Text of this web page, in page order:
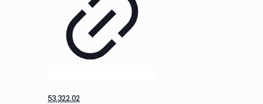
53.322.02